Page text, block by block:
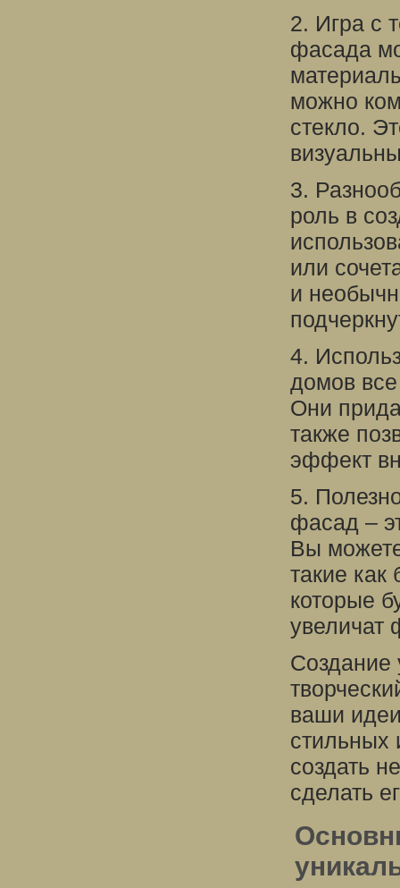
2. Игра с
фасада
можно
стекло.
3.
роль в
или
и
4.
домов
Они
также
эффект
5.
фасад –
Вы
такие
которые
увеличат
Создание
ваши
стильных
создать
сделать